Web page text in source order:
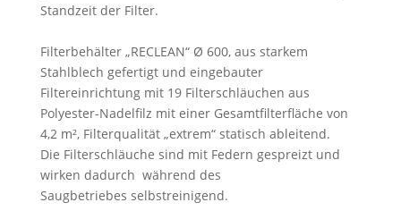
Standzeit der Filter.
Filterbehälter „RECLEAN“ Ø 600, aus starkem
Stahlblech gefertigt und eingebauter
Filtereinrichtung mit 19 Filterschläuchen aus
Polyester-Nadelfilz mit einer Gesamtfilterfläche von
4,2 m², Filterqualität „extrem“ statisch ableitend.
Die Filterschläuche sind mit Federn gespreizt und
wirken dadurch während des
Saugbetriebes selbstreinigend.